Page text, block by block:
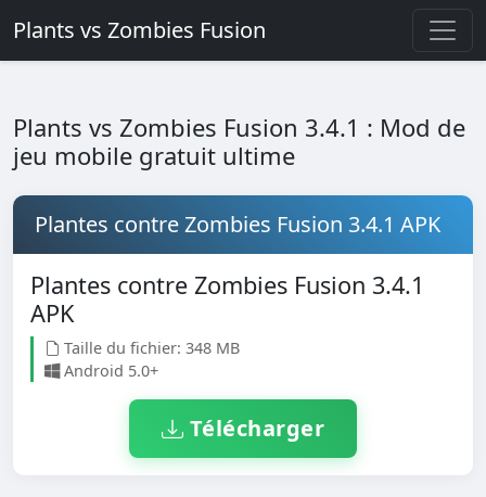
Plants vs Zombies Fusion
Plants vs Zombies Fusion 3.4.1 : Mod de
jeu mobile gratuit ultime
Plantes contre Zombies Fusion 3.4.1 APK
Plantes contre Zombies Fusion 3.4.1
APK
Taille du fichier: 348 MB
Android 5.0+
Télécharger